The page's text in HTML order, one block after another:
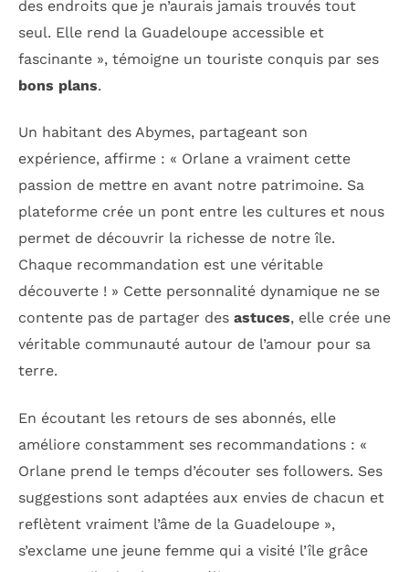
des endroits que je n’aurais jamais trouvés tout
seul. Elle rend la Guadeloupe accessible et
fascinante », témoigne un touriste conquis par ses
bons plans.
Un habitant des Abymes, partageant son
expérience, affirme : « Orlane a vraiment cette
passion de mettre en avant notre patrimoine. Sa
plateforme crée un pont entre les cultures et nous
permet de découvrir la richesse de notre île.
Chaque recommandation est une véritable
découverte ! » Cette personnalité dynamique ne se
contente pas de partager des astuces, elle crée une
véritable communauté autour de l’amour pour sa
terre.
En écoutant les retours de ses abonnés, elle
améliore constamment ses recommandations : «
Orlane prend le temps d’écouter ses followers. Ses
suggestions sont adaptées aux envies de chacun et
reflètent vraiment l’âme de la Guadeloupe »,
s’exclame une jeune femme qui a visité l’île grâce